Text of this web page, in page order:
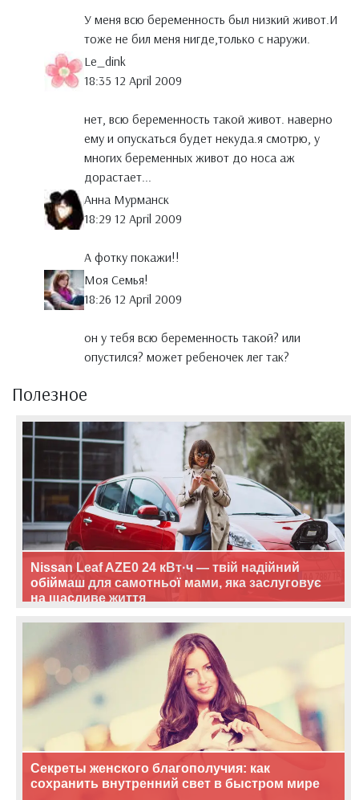
У меня всю беременность был низкий живот.И
тоже не бил меня нигде,только с наружи.
Le_dink
18:35 12 April 2009
нет, всю беременность такой живот. наверно
ему и опускаться будет некуда.я смотрю, у
многих беременных живот до носа аж
дорастает...
Анна Мурманск
18:29 12 April 2009
А фотку покажи!!
Моя Семья!
18:26 12 April 2009
он у тебя всю беременность такой? или
опустился? может ребеночек лег так?
Полезное
Nissan Leaf AZE0 24 кВт·ч — твій надійний
обіймаш для самотньої мами, яка заслуговує
на щасливе життя
Секреты женского благополучия: как
сохранить внутренний свет в быстром мире